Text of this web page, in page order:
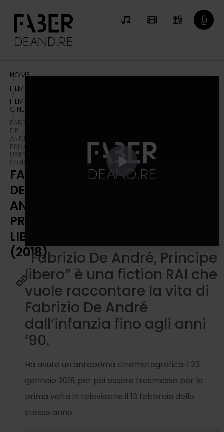
HOME
/
FILM
/
FILM & PELLICOLE
CINEMATOGRAFICHE
/
FABRIZIO
DE
ANDRÉ,
PRINCIPE
LIBERO
(2018)
FABRIZIO
DE
ANDRÉ,
PRINCIPE
LIBERO
(2018)
“Fabrizio De André, Principe
libero” è una fiction RAI che
vuole raccontare la vita di
Fabrizio De André
dall’infanzia fino agli anni
’90.
Ha avuto un’anteprima cinematografica il 23
gennaio 2018 per poi essere trasmessa per la
prima volta in televisione il 13 febbraio dello
stesso anno.